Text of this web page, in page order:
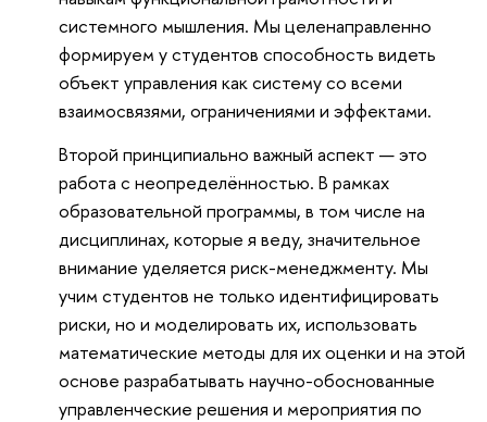
системного мышления. Мы целенаправленно
формируем у студентов способность видеть
объект управления как систему со всеми
взаимосвязями, ограничениями и эффектами.
Второй принципиально важный аспект — это
работа с неопределённостью. В рамках
образовательной программы, в том числе на
дисциплинах, которые я веду, значительное
внимание уделяется риск-менеджменту. Мы
учим студентов не только идентифицировать
риски, но и моделировать их, использовать
математические методы для их оценки и на этой
основе разрабатывать научно-обоснованные
управленческие решения и мероприятия по